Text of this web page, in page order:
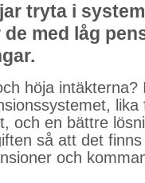
tryta i
med låg
höja intäkterna?
och en bättre
så att det
och